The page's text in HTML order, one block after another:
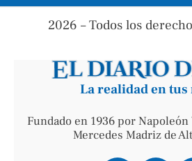
2026 – Todos los
La realidad en tus
Fundado en 1936 por
Mercedes Madriz de